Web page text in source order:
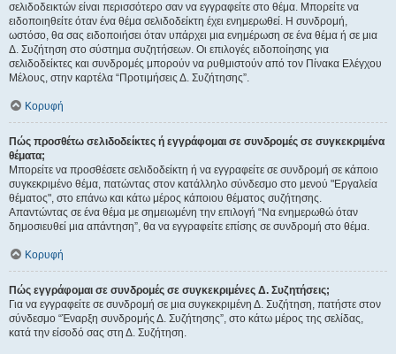
σελιδοδεικτών είναι περισσότερο σαν να εγγραφείτε στο θέμα. Μπορείτε να
ειδοποιηθείτε όταν ένα θέμα σελιδοδείκτη έχει ενημερωθεί. Η συνδρομή,
ωστόσο, θα σας ειδοποιήσει όταν υπάρχει μια ενημέρωση σε ένα θέμα ή σε μια
Δ. Συζήτηση στο σύστημα συζητήσεων. Οι επιλογές ειδοποίησης για
σελιδοδείκτες και συνδρομές μπορούν να ρυθμιστούν από τον Πίνακα Ελέγχου
Μέλους, στην καρτέλα “Προτιμήσεις Δ. Συζήτησης”.
Κορυφή
Πώς προσθέτω σελιδοδείκτες ή εγγράφομαι σε συνδρομές σε συγκεκριμένα
θέματα;
Μπορείτε να προσθέσετε σελιδοδείκτη ή να εγγραφείτε σε συνδρομή σε κάποιο
συγκεκριμένο θέμα, πατώντας στον κατάλληλο σύνδεσμο στο μενού "Εργαλεία
θέματος", στο επάνω και κάτω μέρος κάποιου θέματος συζήτησης.
Απαντώντας σε ένα θέμα με σημειωμένη την επιλογή “Να ενημερωθώ όταν
δημοσιευθεί μια απάντηση”, θα να εγγραφείτε επίσης σε συνδρομή στο θέμα.
Κορυφή
Πώς εγγράφομαι σε συνδρομές σε συγκεκριμένες Δ. Συζητήσεις;
Για να εγγραφείτε σε συνδρομή σε μια συγκεκριμένη Δ. Συζήτηση, πατήστε στον
σύνδεσμο “Έναρξη συνδρομής Δ. Συζήτησης”, στο κάτω μέρος της σελίδας,
κατά την είσοδό σας στη Δ. Συζήτηση.